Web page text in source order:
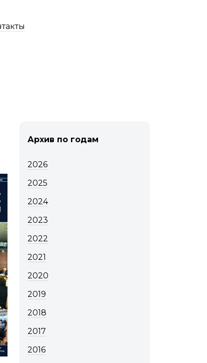
Архив по годам
2026
2025
2024
2023
2022
2021
2020
2019
2018
2017
2016